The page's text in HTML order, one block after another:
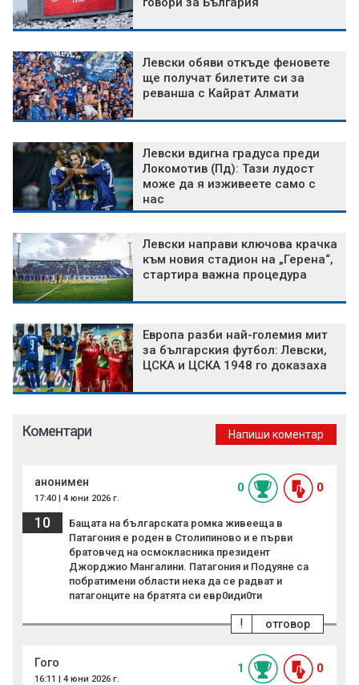
Левски обяви откъде феновете
ще получат билетите си за
реванша с Кайрат Алмати
Левски вдигна градуса преди
Локомотив (Пд): Тази лудост
може да я изживеете само с
нас
Левски направи ключова крачка
към новия стадион на „Герена“,
стартира важна процедура
Европа разби най-големия мит
за българския футбол: Левски,
ЦСКА и ЦСКА 1948 го доказаха
Коментари Напиши коментар
анонимен
17:40 | 4 юни 2026 г.
0 0
10
Бащата на българската ромка живееща в
Патагония е роден в Столипиново и е първи
братовчед на осмокласника президент
Джорджио Мангалини. Патагония и Подуяне са
побратимени области нека да се радват и
патагонците на братята си евр0иди0ти
отговор
!
Гого
16:11 | 4 юни 2026 г.
1 0